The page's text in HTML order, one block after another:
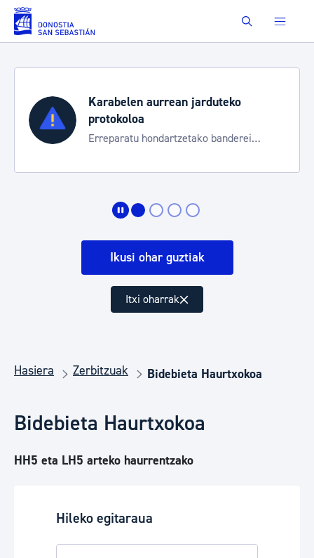
Eduki nagusira joan Buscar
Karabelen aurrean jarduteko
protokoloa
Erreparatu hondartzetako banderei
Ikusi ohar guztiak
Itxi oharrak
Hasiera Zerbitzuak Bidebieta Haurtxokoa
Bidebieta Haurtxokoa
HH5 eta LH5 arteko haurrentzako
Hileko egitaraua